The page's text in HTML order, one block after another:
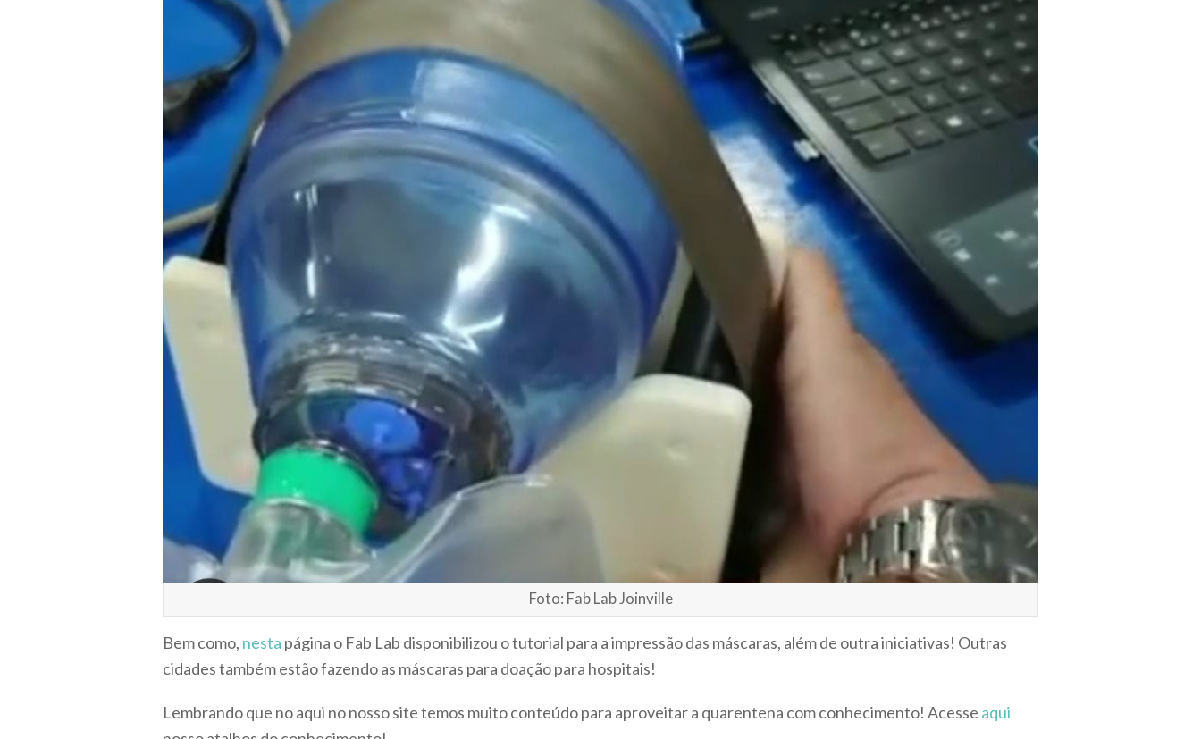
Foto: Fab Lab Joinville
Bem como, nesta página o Fab Lab disponibilizou o tutorial para a impressão das máscaras, além de outra iniciativas! Outras
cidades também estão fazendo as máscaras para doação para hospitais!
Lembrando que no aqui no nosso site temos muito conteúdo para aproveitar a quarentena com conhecimento! Acesse aqui